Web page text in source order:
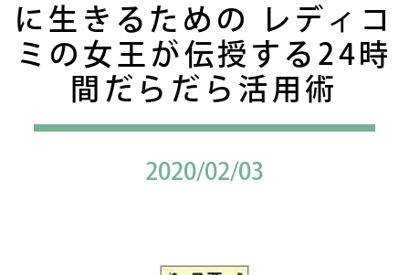
に生きるための レディコ
ミの女王が伝授する24時
間だらだら活用術
2020/02/03